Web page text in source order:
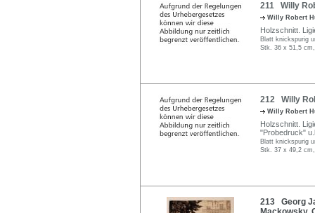
211 Willy
Willy Robert
Holzschnitt.
Blatt knickspurig
Stk. 36 x 51,5
212 Willy
Willy Robert
Holzschnitt.
"Probedruck"
Blatt knickspurig
Stk. 37 x 49,2
213 Georg